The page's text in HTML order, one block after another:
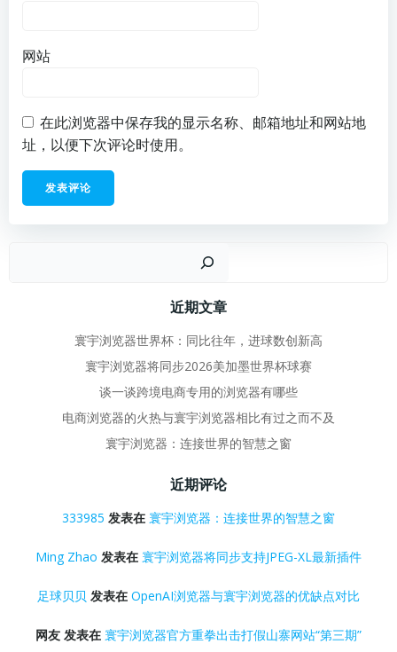
网站
在此浏览器中保存我的显示名称、邮箱地址和网站地
址，以便下次评论时使用。
近期文章
寰宇浏览器世界杯：同比往年，进球数创新高
寰宇浏览器将同步2026美加墨世界杯球赛
谈一谈跨境电商专用的浏览器有哪些
电商浏览器的火热与寰宇浏览器相比有过之而不及
寰宇浏览器：连接世界的智慧之窗
近期评论
333985 发表在 寰宇浏览器：连接世界的智慧之窗
Ming Zhao 发表在 寰宇浏览器将同步支持JPEG-XL最新插件
足球贝贝 发表在 OpenAI浏览器与寰宇浏览器的优缺点对比
网友 发表在 寰宇浏览器官方重拳出击打假山寨网站“第三期”